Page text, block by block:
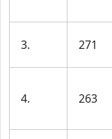
3. 271
4. 263